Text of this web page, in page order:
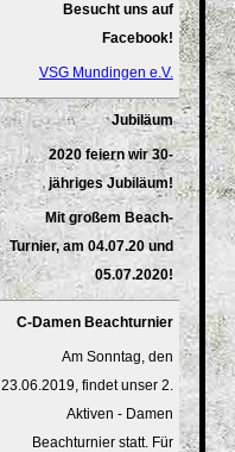
Besucht uns auf
Facebook!
VSG Mundingen e.V.
Jubiläum
2020 feiern wir 30-
jähriges Jubiläum!
Mit großem Beach-
Turnier, am 04.07.20 und
05.07.2020!
C-Damen Beachturnier
Am Sonntag, den
23.06.2019, findet unser 2.
Aktiven - Damen
Beachturnier statt. Für